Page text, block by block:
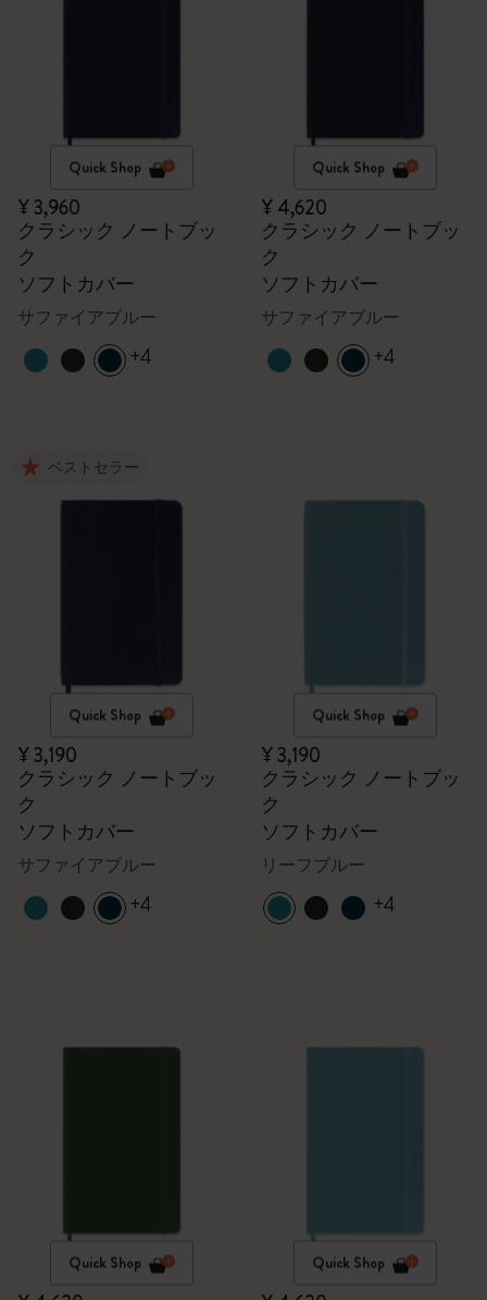
Quick Shop
¥ 3,960
クラシック ノートブッ
ク
ソフトカバー
サファイアブルー
+4
Quick Shop
¥ 4,620
クラシック ノートブッ
ク
ソフトカバー
サファイアブルー
+4
ベストセラー
Quick Shop
¥ 3,190
クラシック ノートブッ
ク
ソフトカバー
サファイアブルー
+4
Quick Shop
¥ 3,190
クラシック ノートブッ
ク
ソフトカバー
リーフブルー
+4
Quick Shop Quick Shop